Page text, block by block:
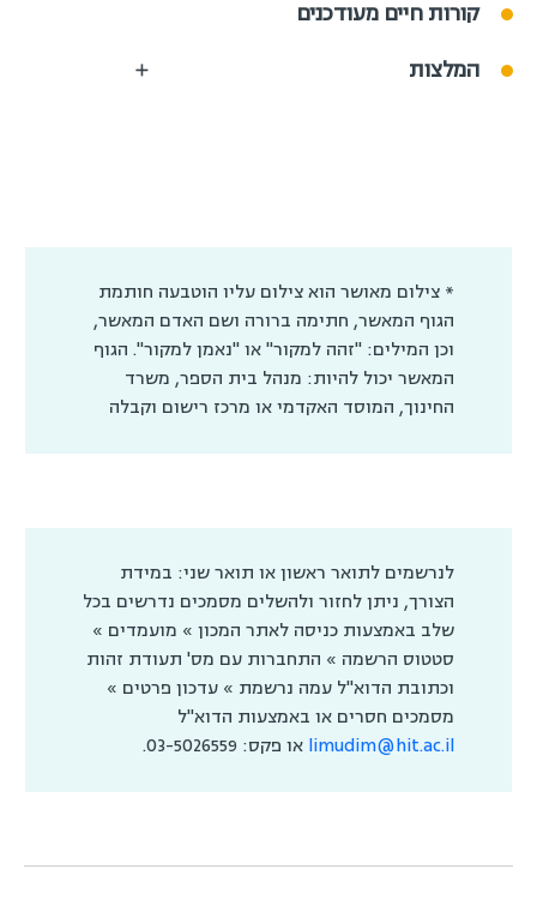
קורות חיים מעודכנים
המלצות
* צילום מאושר הוא צילום עליו הוטבעה חותמת
הגוף המאשר, חתימה ברורה ושם האדם המאשר,
וכן המילים: "זהה למקור" או "נאמן למקור". הגוף
המאשר יכול להיות: מנהל בית הספר, משרד
החינוך, המוסד האקדמי או מרכז רישום וקבלה
לנרשמים לתואר ראשון או תואר שני: במידת
הצורך, ניתן לחזור ולהשלים מסמכים נדרשים בכל
שלב באמצעות כניסה לאתר המכון » מועמדים »
סטטוס הרשמה » התחברות עם מס' תעודת זהות
וכתובת הדוא"ל עמה נרשמת » עדכון פרטים »
מסמכים חסרים או באמצעות הדוא"ל
limudim@hit.ac.il או פקס: 03-5026559.